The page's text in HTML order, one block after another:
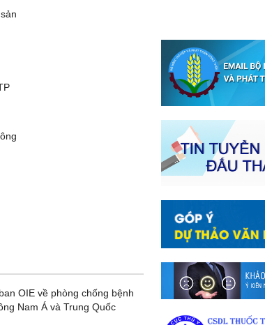
OIE về phòng chống bệnh
Nam Á và Trung Quốc